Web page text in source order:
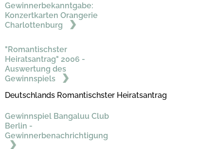
Gewinnerbekanntgabe:
Konzertkarten Orangerie
Charlottenburg
"Romantischster
Heiratsantrag" 2006 -
Auswertung des
Gewinnspiels
Deutschlands Romantischster Heiratsantrag
Gewinnspiel Bangaluu Club
Berlin -
Gewinnerbenachrichtigung